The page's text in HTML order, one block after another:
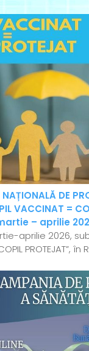
DE
VACCINAT =
– aprilie
aprilie 2026, sub
PROTEJAT”,